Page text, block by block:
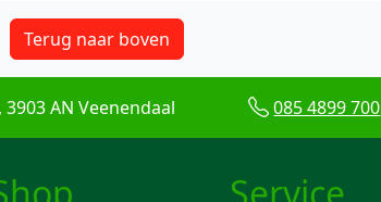
Terug naar boven
AN Veenendaal 085 4899 700
Service